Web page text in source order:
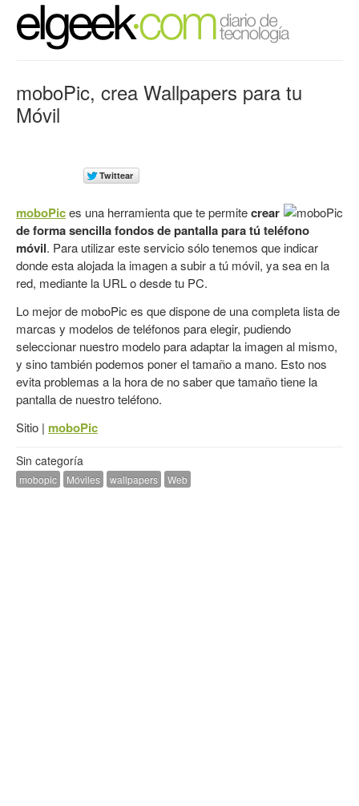
moboPic, crea Wallpapers para tu
Móvil
moboPices una herramienta que te permitecrear
de forma sencilla fondos de pantalla para tú teléfono
móvil. Para utilizar este servicio sólo tenemos que indicar
donde esta alojada la imagen a subir a tú móvil, ya sea en la
red, mediante la URL o desde tu PC.
Lo mejor de moboPic es que dispone de una completa lista de
marcas y modelos de teléfonos para elegir, pudiendo
seleccionar nuestro modelo para adaptar la imagen al mismo,
y sino también podemos poner el tamaño a mano. Esto nos
evita problemas a la hora de no saber que tamaño tiene la
pantalla de nuestro teléfono.
Sitio | moboPic
Sin categoría
mobopic Móviles wallpapers Web